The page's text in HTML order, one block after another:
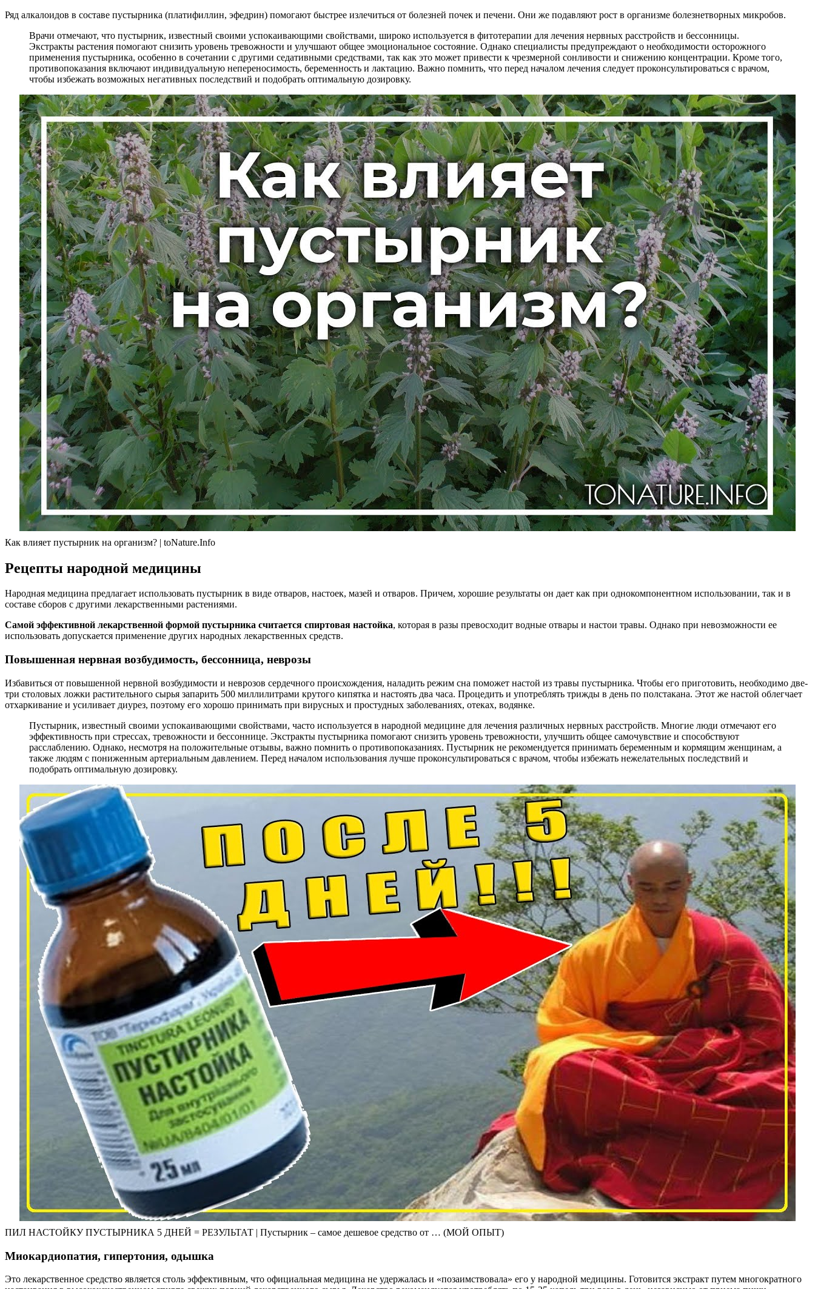
Ряд алкалоидов в составе пустырника (платифиллин, эфедрин) помогают быстрее излечиться от болезней почек и печени. Они же подавляют рост в организме болезнетворных микробов.
Врачи отмечают, что пустырник, известный своими успокаивающими свойствами, широко используется в фитотерапии для лечения нервных расстройств и бессонницы.
Экстракты растения помогают снизить уровень тревожности и улучшают общее эмоциональное состояние. Однако специалисты предупреждают о необходимости осторожного
применения пустырника, особенно в сочетании с другими седативными средствами, так как это может привести к чрезмерной сонливости и снижению концентрации. Кроме того,
противопоказания включают индивидуальную непереносимость, беременность и лактацию. Важно помнить, что перед началом лечения следует проконсультироваться с врачом,
чтобы избежать возможных негативных последствий и подобрать оптимальную дозировку.
Как влияет пустырник на организм? | toNature.Info
Рецепты народной медицины
Народная медицина предлагает использовать пустырник в виде отваров, настоек, мазей и отваров. Причем, хорошие результаты он дает как при однокомпонентном использовании, так и в
составе сборов с другими лекарственными растениями.
Самой эффективной лекарственной формой пустырника считается спиртовая настойка, которая в разы превосходит водные отвары и настои травы. Однако при невозможности ее
использовать допускается применение других народных лекарственных средств.
Повышенная нервная возбудимость, бессонница, неврозы
Избавиться от повышенной нервной возбудимости и неврозов сердечного происхождения, наладить режим сна поможет настой из травы пустырника. Чтобы его приготовить, необходимо две-
три столовых ложки растительного сырья запарить 500 миллилитрами крутого кипятка и настоять два часа. Процедить и употреблять трижды в день по полстакана. Этот же настой облегчает
отхаркивание и усиливает диурез, поэтому его хорошо принимать при вирусных и простудных заболеваниях, отеках, водянке.
Пустырник, известный своими успокаивающими свойствами, часто используется в народной медицине для лечения различных нервных расстройств. Многие люди отмечают его
эффективность при стрессах, тревожности и бессоннице. Экстракты пустырника помогают снизить уровень тревожности, улучшить общее самочувствие и способствуют
расслаблению. Однако, несмотря на положительные отзывы, важно помнить о противопоказаниях. Пустырник не рекомендуется принимать беременным и кормящим женщинам, а
также людям с пониженным артериальным давлением. Перед началом использования лучше проконсультироваться с врачом, чтобы избежать нежелательных последствий и
подобрать оптимальную дозировку.
ПИЛ НАСТОЙКУ ПУСТЫРНИКА 5 ДНЕЙ = РЕЗУЛЬТАТ | Пустырник – самое дешевое средство от … (МОЙ ОПЫТ)
Миокардиопатия, гипертония, одышка
Это лекарственное средство является столь эффективным, что официальная медицина не удержалась и «позаимствовала» его у народной медицины. Готовится экстракт путем многократного